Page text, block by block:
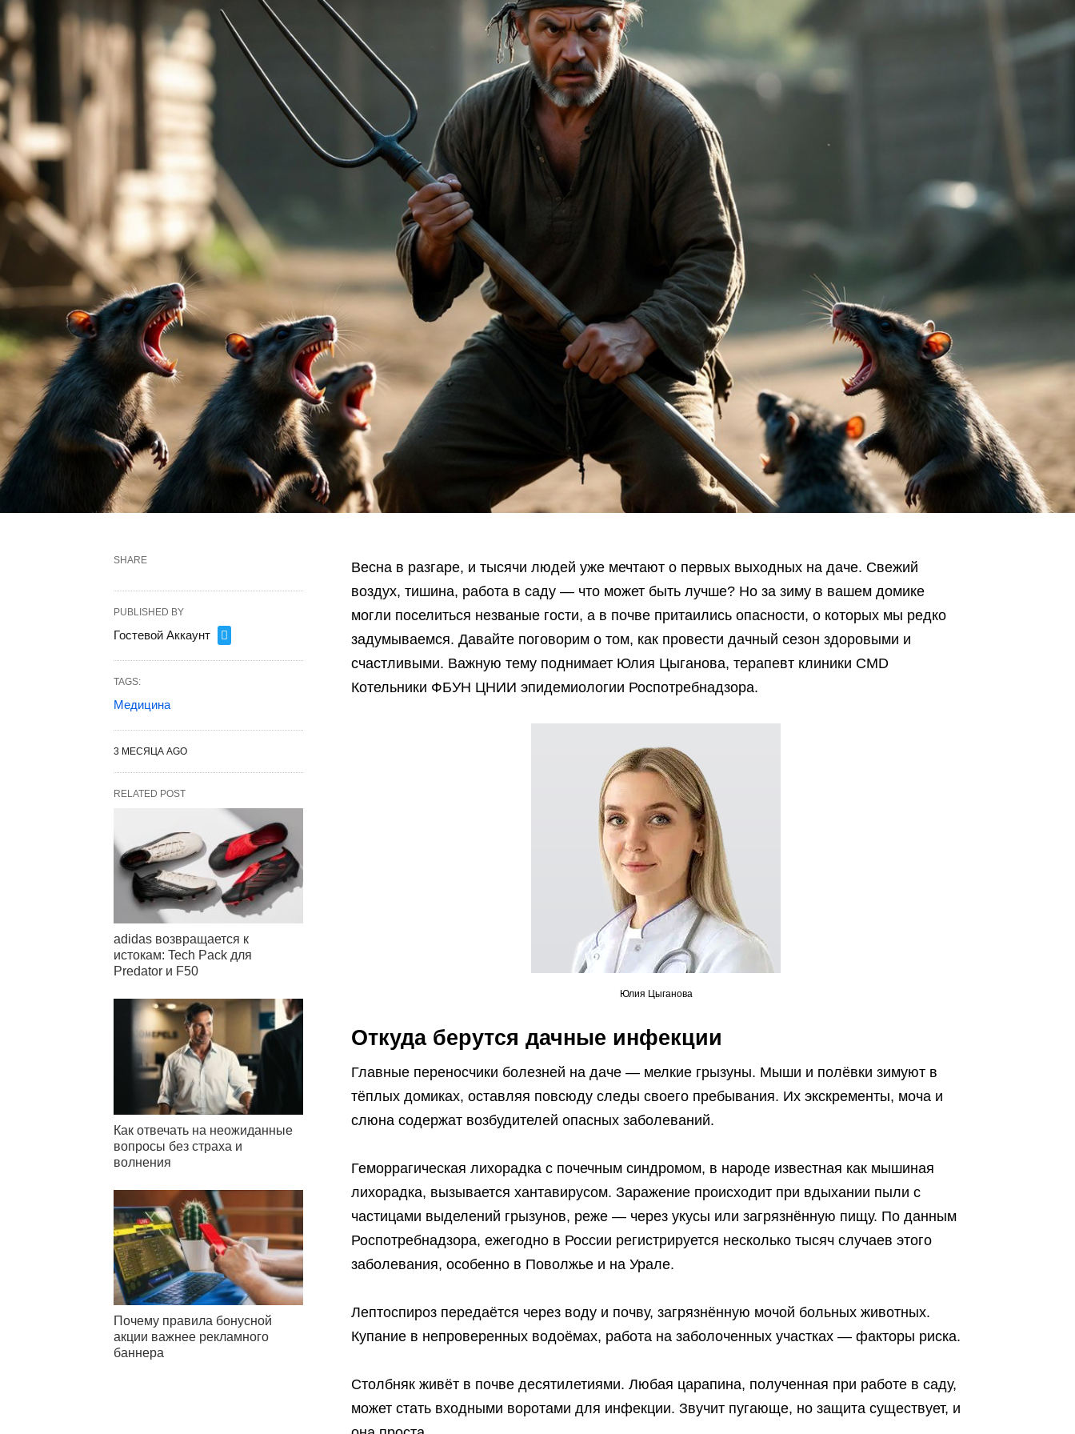
Весна в разгаре, и тысячи людей уже мечтают о первых выходных на даче. Свежий
воздух, тишина, работа в саду — что может быть лучше? Но за зиму в вашем домике
могли поселиться незваные гости, а в почве притаились опасности, о которых мы редко
задумываемся. Давайте поговорим о том, как провести дачный сезон здоровыми и
счастливыми. Важную тему поднимает Юлия Цыганова, терапевт клиники CMD
Котельники ФБУН ЦНИИ эпидемиологии Роспотребнадзора.
Юлия Цыганова
Откуда берутся дачные инфекции
Главные переносчики болезней на даче — мелкие грызуны. Мыши и полёвки зимуют в
тёплых домиках, оставляя повсюду следы своего пребывания. Их экскременты, моча и
слюна содержат возбудителей опасных заболеваний.
Геморрагическая лихорадка с почечным синдромом, в народе известная как мышиная
лихорадка, вызывается хантавирусом. Заражение происходит при вдыхании пыли с
частицами выделений грызунов, реже — через укусы или загрязнённую пищу. По данным
Роспотребнадзора, ежегодно в России регистрируется несколько тысяч случаев этого
заболевания, особенно в Поволжье и на Урале.
Лептоспироз передаётся через воду и почву, загрязнённую мочой больных животных.
Купание в непроверенных водоёмах, работа на заболоченных участках — факторы риска.
Столбняк живёт в почве десятилетиями. Любая царапина, полученная при работе в саду,
может стать входными воротами для инфекции. Звучит пугающе, но защита существует, и
SHARE
PUBLISHED BY
Гостевой Аккаунт
TAGS:
Медицина
3 МЕСЯЦА AGO
RELATED POST
adidas возвращается к
истокам: Tech Pack для
Predator и F50
Как отвечать на неожиданные
вопросы без страха и
волнения
Почему правила бонусной
акции важнее рекламного
баннера